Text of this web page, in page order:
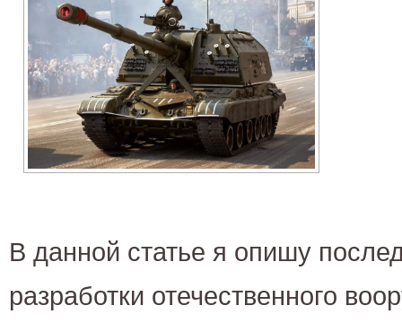
В данной статье я опишу
разработки отечественного